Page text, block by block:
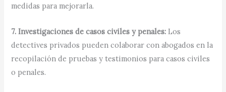
medidas para mejorarla.
7. Investigaciones de casos civiles y penales: Los
detectives privados pueden colaborar con abogados en la
recopilación de pruebas y testimonios para casos civiles
o penales.